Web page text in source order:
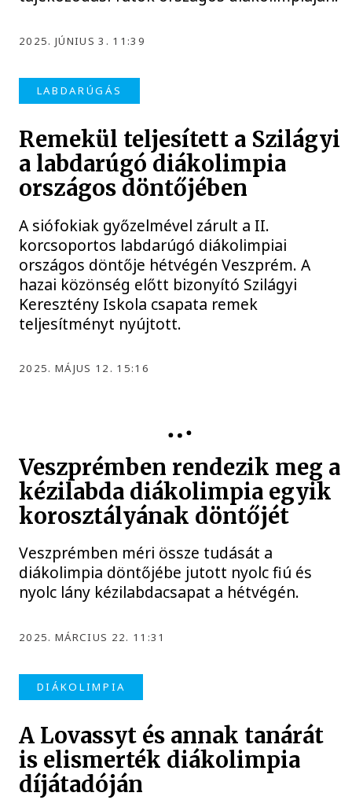
2025. JÚNIUS 3. 11:39
LABDARÚGÁS
Remekül teljesített a Szilágyi
a labdarúgó diákolimpia
országos döntőjében
A siófokiak győzelmével zárult a II.
korcsoportos labdarúgó diákolimpiai
országos döntője hétvégén Veszprém. A
hazai közönség előtt bizonyító Szilágyi
Keresztény Iskola csapata remek
teljesítményt nyújtott.
2025. MÁJUS 12. 15:16
Veszprémben rendezik meg a
kézilabda diákolimpia egyik
korosztályának döntőjét
Veszprémben méri össze tudását a
diákolimpia döntőjébe jutott nyolc fiú és
nyolc lány kézilabdacsapat a hétvégén.
2025. MÁRCIUS 22. 11:31
DIÁKOLIMPIA
A Lovassyt és annak tanárát
is elismerték diákolimpia
díjátadóján